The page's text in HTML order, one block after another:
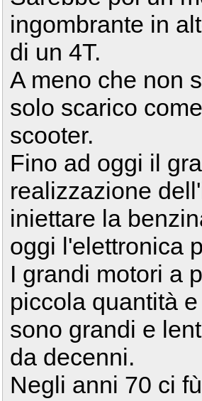
ingombrante in
di un 4T.
A meno che non
solo scarico
scooter.
Fino ad oggi il
realizzazione
iniettare la
oggi l'elettronica
I grandi motori a
piccola quantità
sono grandi e
da decenni.
Negli anni 70 ci